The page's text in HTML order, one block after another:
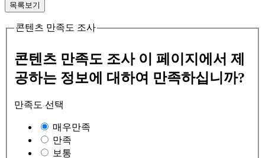
목록보기
콘텐츠 만족도 조사
콘텐츠 만족도 조사 이 페이지에서 제
공하는 정보에 대하여 만족하십니까?
만족도 선택
매우만족
만족
보통